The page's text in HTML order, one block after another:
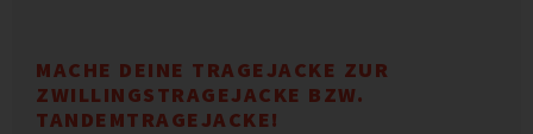
MACHE DEINE TRAGEJACKE ZUR
ZWILLINGSTRAGEJACKE BZW.
TANDEMTRAGEJACKE!